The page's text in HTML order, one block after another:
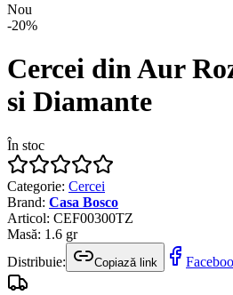
Nou
-20%
Cercei din Aur
si Diamante
În stoc
Categorie: Cercei
Brand: Casa Bosco
Articol: CEF00300TZ
Masă: 1.6 gr
Distribuie:
Copiază link